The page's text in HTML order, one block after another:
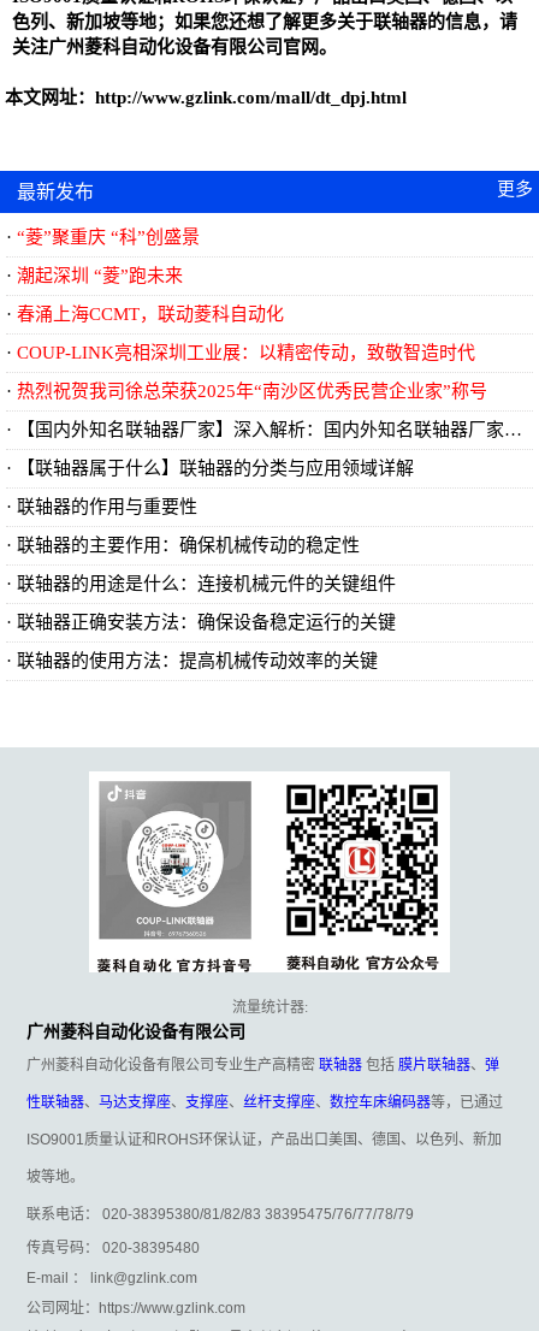
色列、新加坡等地；如果您还想了解更多关于联轴器的信息，请
关注广州菱科自动化设备有限公司官网。
本文网址： http://www.gzlink.com/mall/dt_dpj.html
最新发布
“菱”聚重庆 “科”创盛景
潮起深圳 “菱”跑未来
春涌上海CCMT，联动菱科自动化
COUP-LINK亮相深圳工业展：以精密传动，致敬智造时代
热烈祝贺我司徐总荣获2025年“南沙区优秀民营企业家”称号
【国内外知名联轴器厂家】深入解析：国内外知名联轴器厂家及其创新技术
【联轴器属于什么】联轴器的分类与应用领域详解
联轴器的作用与重要性
​联轴器的主要作用：确保机械传动的稳定性
​联轴器的用途是什么：连接机械元件的关键组件
​联轴器正确安装方法：确保设备稳定运行的关键
​联轴器的使用方法：提高机械传动效率的关键
更多
<<..
流量统计器:
广州菱科自动化设备有限公司
广州菱科自动化设备有限公司专业生产高精密联轴器 包括膜片联轴器、弹
性联轴器、马达支撑座、 支撑座、丝杆支撑座、数控车床编码器等，已通过
ISO9001质量认证和ROHS环保认证，产品出口美国、德国、以色列、新加
坡等地。
联系电话： 020-38395380/81/82/83 38395475/76/77/78/79
传真号码： 020-38395480
E-mail ： link@gzlink.com
公司网址：https://www.gzlink.com